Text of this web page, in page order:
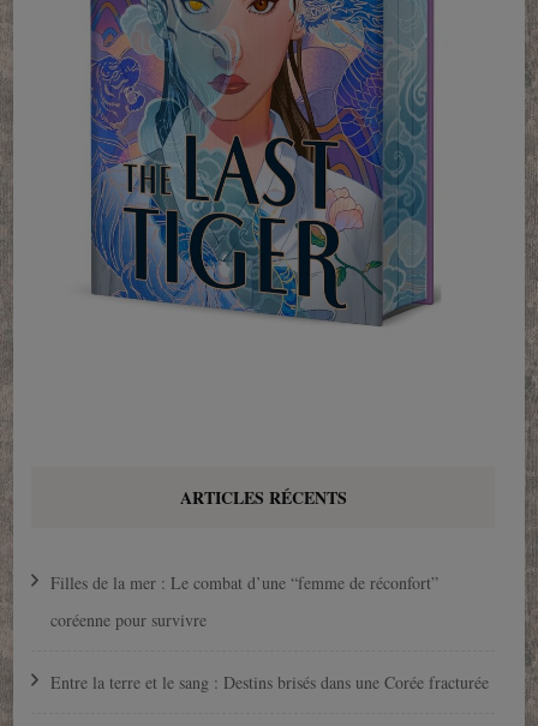
ARTICLES RÉCENTS
Filles de la mer : Le combat d’une “femme de réconfort”
coréenne pour survivre
Entre la terre et le sang : Destins brisés dans une Corée fracturée